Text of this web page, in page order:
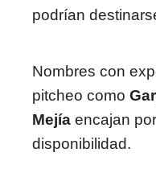
podrían
Nombres con
pitcheo como
Mejía encajan
disponibilidad.